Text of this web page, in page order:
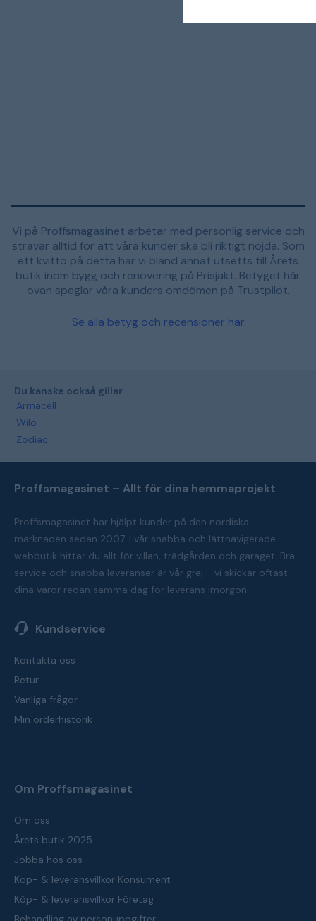
Vi på Proffsmagasinet arbetar med personlig service och
strävar alltid för att våra kunder ska bli riktigt nöjda. Som
ett kvitto på detta har vi bland annat utsetts till Årets
butik inom bygg och renovering på Prisjakt. Betyget här
ovan speglar våra kunders omdömen på Trustpilot.
Se alla betyg och recensioner här
Du kanske också gillar
Armacell
Wilo
Zodiac
Proffsmagasinet – Allt för dina hemmaprojekt
Proffsmagasinet har hjälpt kunder på den nordiska
marknaden sedan 2007. I vår snabba och lättnavigerade
webbutik hittar du allt för villan, trädgården och garaget. Bra
service och snabba leveranser är vår grej - vi skickar oftast
dina varor redan samma dag för leverans imorgon.
Kundservice
Kontakta oss
Retur
Vanliga frågor
Min orderhistorik
Om Proffsmagasinet
Om oss
Årets butik 2025
Jobba hos oss
Köp- & leveransvillkor Konsument
Köp- & leveransvillkor Företag